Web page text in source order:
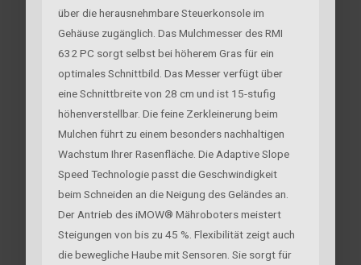
über die herausnehmbare Steuerkonsole im
Gehäuse zugänglich. Das Mulchmesser des RMI
632 PC sorgt selbst bei höherem Gras für ein
optimales Schnittbild. Das Messer verfügt über
eine Schnittbreite von 28 cm und ist 15-stufig
höhenverstellbar. Die feine Zerkleinerung beim
Mulchen führt zu einem besonders nachhaltigen
Wachstum Ihrer Rasenfläche. Die Adaptive Slope
Speed Technologie passt die Geschwindigkeit
beim Schneiden an die Neigung des Geländes an.
Der Antrieb des iMOW® Mähroboters meistert
Steigungen von bis zu 45 %. Flexibilität zeigt auch
die bewegliche Haube mit Sensoren. Sie sorgt für